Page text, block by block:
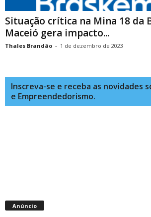
Situação crítica na Mina 18 da
Maceió gera impacto...
Thales Brandão - 1 de dezembro de 2023
Inscreva-se e receba as novidades
e Empreendedorismo.
Anúncio